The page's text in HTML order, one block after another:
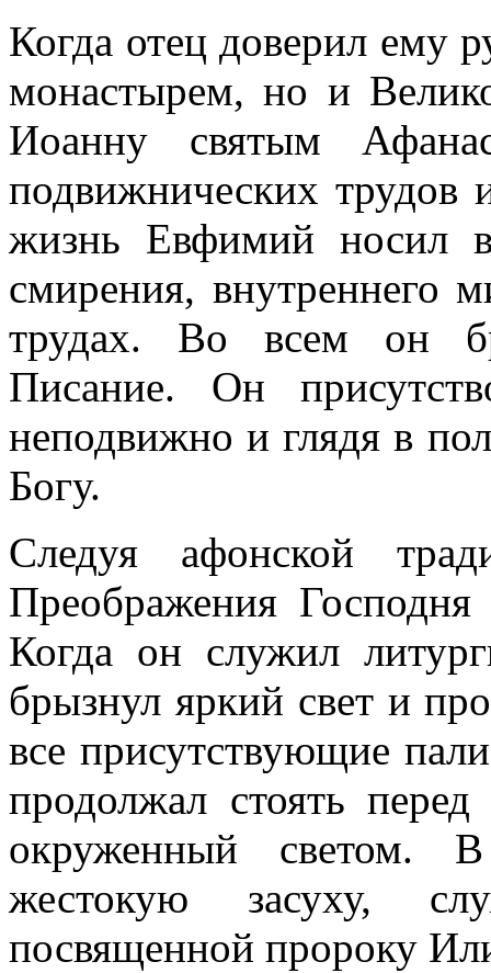
Когда отец доверил ему
монастырем, но и
Иоанну святым
подвижнических трудов
жизнь Евфимий носил
смирения, внутреннего
трудах. Во всем он
Писание. Он
неподвижно и глядя в
Богу.
Следуя афонской
Преображения
Когда он служил
брызнул яркий свет и
все присутствующие
продолжал стоять
окруженный светом.
жестокую засуху,
посвященной пророку